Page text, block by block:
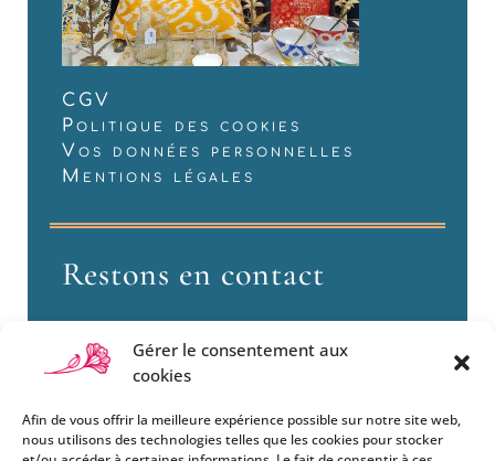
Gérer le consentement aux
cookies
Afin de vous offrir la meilleure expérience possible sur notre site web,
nous utilisons des technologies telles que les cookies pour stocker
CGV
Politique des cookies
Vos données personnelles
Mentions légales
Restons en contact